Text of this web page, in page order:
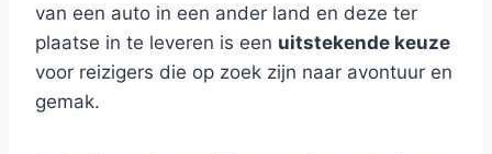
van een auto in een ander land en deze ter
plaatse in te leveren is een uitstekende keuze
voor reizigers die op zoek zijn naar avontuur en
gemak.